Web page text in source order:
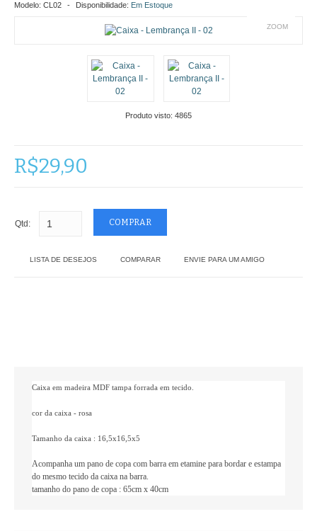
Modelo: CL02 Disponibilidade: Em Estoque
ZOOM
Produto visto: 4865
R$29,90
Qtd:
LISTA DE DESEJOS COMPARAR ENVIE PARA UM AMIGO
Caixa em madeira MDF tampa forrada em tecido.
cor da caixa - rosa
Tamanho da caixa : 16,5x16,5x5
Acompanha um pano de copa com barra em etamine para bordar e estampa
do mesmo tecido da caixa na barra.
tamanho do pano de copa : 65cm x 40cm